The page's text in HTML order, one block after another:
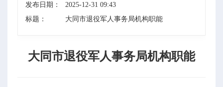
发布日期：
2025-12-31 09:43
标题：
大同市退役军人事务局机构职能
大同市退役军人事务局机构职能